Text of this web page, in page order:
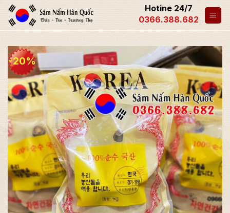
Hotine 24/7
0366.388.682
-20%